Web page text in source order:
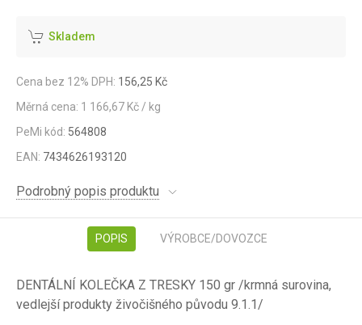
Skladem
Cena bez 12% DPH: 156,25 Kč
Měrná cena: 1 166,67 Kč / kg
PeMi kód: 564808
EAN: 7434626193120
Podrobný popis produktu
POPIS VÝROBCE/DOVOZCE
DENTÁLNÍ KOLEČKA Z TRESKY 150 gr /krmná surovina,
vedlejší produkty živočišného původu 9.1.1/